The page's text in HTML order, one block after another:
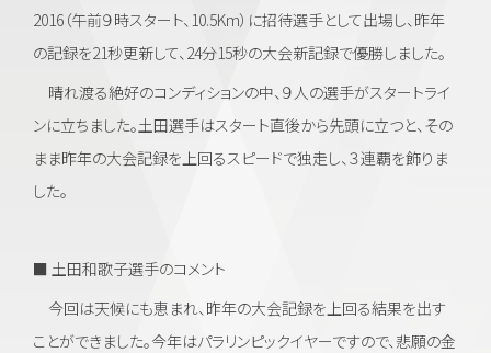
2016（午前９時スタート、10.5Km）に招待選手として出場し、昨年
の記録を21秒更新して、24分15秒の大会新記録で優勝しました。
晴れ渡る絶好のコンディションの中、９人の選手がスタートライ
ンに立ちました。土田選手はスタート直後から先頭に立つと、その
まま昨年の大会記録を上回るスピードで独走し、３連覇を飾りま
した。
■ 土田和歌子選手のコメント
今回は天候にも恵まれ、昨年の大会記録を上回る結果を出す
ことができました。今年はパラリンピックイヤーですので、悲願の金